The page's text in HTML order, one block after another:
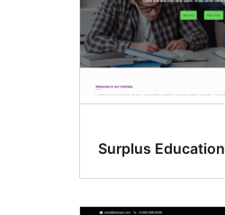
Surplus Education